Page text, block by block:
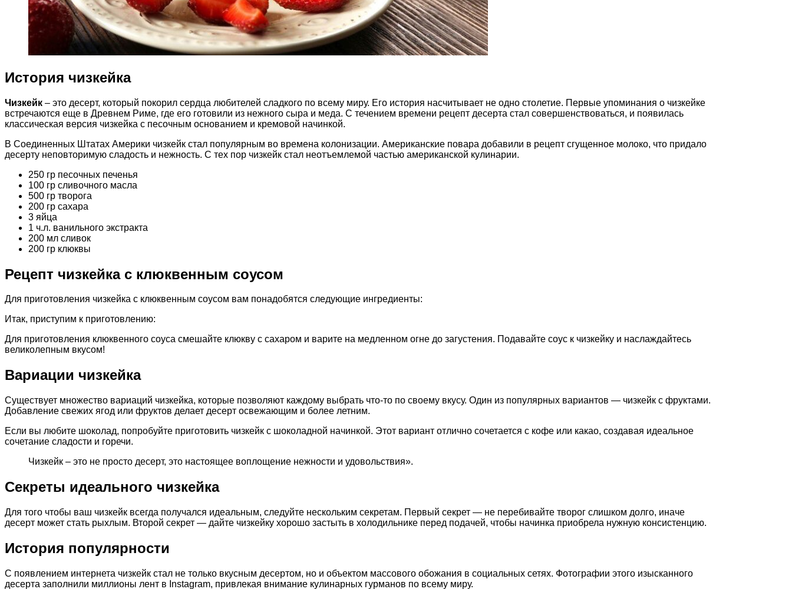
История чизкейка
Чизкейк – это десерт, который покорил сердца любителей сладкого по всему миру. Его история насчитывает не одно столетие. Первые упоминания о чизкейке
встречаются еще в Древнем Риме, где его готовили из нежного сыра и меда. С течением времени рецепт десерта стал совершенствоваться, и появилась
классическая версия чизкейка с песочным основанием и кремовой начинкой.
В Соединенных Штатах Америки чизкейк стал популярным во времена колонизации. Американские повара добавили в рецепт сгущенное молоко, что придало
десерту неповторимую сладость и нежность. С тех пор чизкейк стал неотъемлемой частью американской кулинарии.
250 гр песочных печенья
100 гр сливочного масла
500 гр творога
200 гр сахара
3 яйца
1 ч.л. ванильного экстракта
200 мл сливок
200 гр клюквы
Рецепт чизкейка с клюквенным соусом
Для приготовления чизкейка с клюквенным соусом вам понадобятся следующие ингредиенты:
Итак, приступим к приготовлению:
Для приготовления клюквенного соуса смешайте клюкву с сахаром и варите на медленном огне до загустения. Подавайте соус к чизкейку и наслаждайтесь
великолепным вкусом!
Вариации чизкейка
Существует множество вариаций чизкейка, которые позволяют каждому выбрать что-то по своему вкусу. Один из популярных вариантов — чизкейк с фруктами.
Добавление свежих ягод или фруктов делает десерт освежающим и более летним.
Если вы любите шоколад, попробуйте приготовить чизкейк с шоколадной начинкой. Этот вариант отлично сочетается с кофе или какао, создавая идеальное
сочетание сладости и горечи.
Чизкейк – это не просто десерт, это настоящее воплощение нежности и удовольствия».
Секреты идеального чизкейка
Для того чтобы ваш чизкейк всегда получался идеальным, следуйте нескольким секретам. Первый секрет — не перебивайте творог слишком долго, иначе
десерт может стать рыхлым. Второй секрет — дайте чизкейку хорошо застыть в холодильнике перед подачей, чтобы начинка приобрела нужную консистенцию.
История популярности
С появлением интернета чизкейк стал не только вкусным десертом, но и объектом массового обожания в социальных сетях. Фотографии этого изысканного
десерта заполнили миллионы лент в Instagram, привлекая внимание кулинарных гурманов по всему миру.